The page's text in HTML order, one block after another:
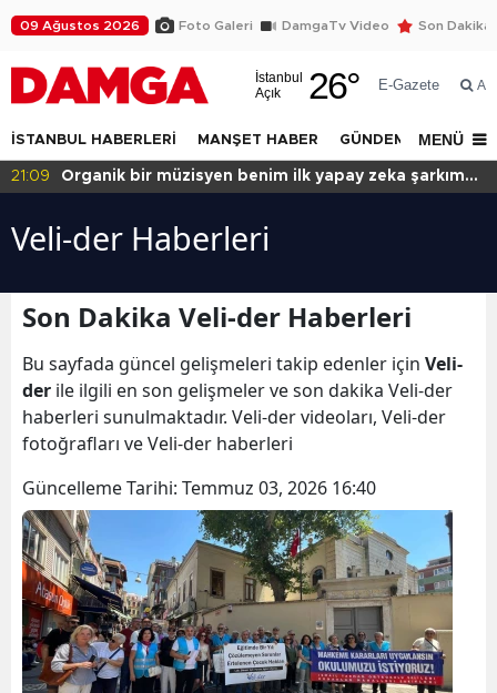
09 Ağustos 2026 Foto Galeri DamgaTv Video Son Dakika
İstanbul
Açık
26° E-Gazete Ara
İSTANBUL HABERLERİ MANŞET HABER GÜNDEM DÜNYA
MENÜ
21:09
Organik bir müzisyen benim ilk yapay zeka şarkım
Veli-der Haberleri
Son Dakika Veli-der Haberleri
Bu sayfada güncel gelişmeleri takip edenler için Veli-
der ile ilgili en son gelişmeler ve son dakika Veli-der
haberleri sunulmaktadır. Veli-der videoları, Veli-der
fotoğrafları ve Veli-der haberleri
Güncelleme Tarihi: Temmuz 03, 2026 16:40